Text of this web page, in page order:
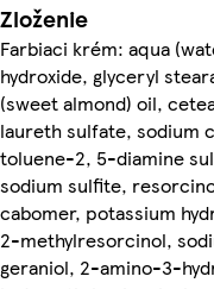
Zloženie
Farbiaci krém: aqua
hydroxide, glyceryl
(sweet almond) oil,
laureth sulfate, sodium
toluene-2, 5-diamine
sodium sulfite,
cabomer, potassium
2-methylresorcinol,
geraniol, 2-amino-3-